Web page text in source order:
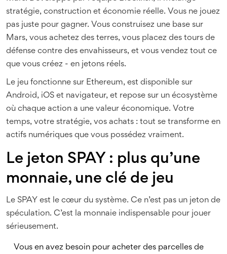
stratégie, construction et économie réelle. Vous ne jouez
pas juste pour gagner. Vous construisez une base sur
Mars, vous achetez des terres, vous placez des tours de
défense contre des envahisseurs, et vous vendez tout ce
que vous créez - en jetons réels.
Le jeu fonctionne sur Ethereum, est disponible sur
Android, iOS et navigateur, et repose sur un écosystème
où chaque action a une valeur économique. Votre
temps, votre stratégie, vos achats : tout se transforme en
actifs numériques que vous possédez vraiment.
Le jeton SPAY : plus qu’une
monnaie, une clé de jeu
Le SPAY est le cœur du système. Ce n’est pas un jeton de
spéculation. C’est la monnaie indispensable pour jouer
sérieusement.
Vous en avez besoin pour acheter des parcelles de